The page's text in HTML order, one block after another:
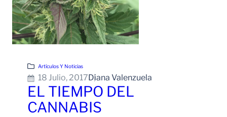
Artículos Y Noticias
18 Julio, 2017Diana Valenzuela
EL TIEMPO DEL
CANNABIS